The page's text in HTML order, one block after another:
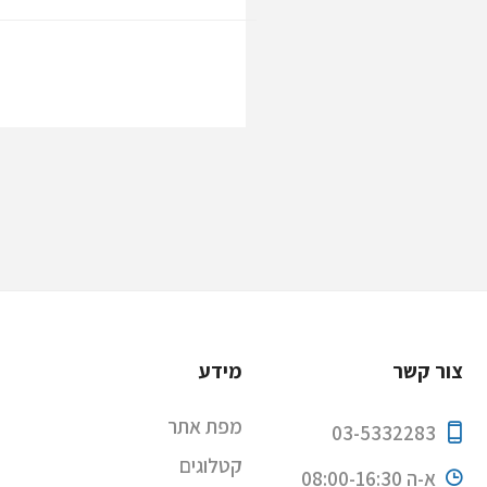
צור קשר
03-5332283
א-ה 08:00-16:30
מידע
מפת אתר
קטלוגים